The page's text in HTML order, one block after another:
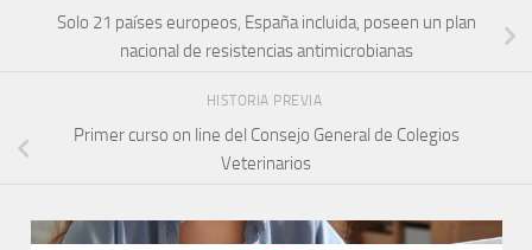
Solo 21 países europeos, España incluida, poseen un plan
nacional de resistencias antimicrobianas
HISTORIA PREVIA
Primer curso on line del Consejo General de Colegios
Veterinarios